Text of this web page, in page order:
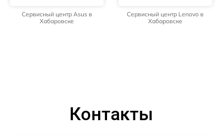
Сервисный центр Asus в
Хабаровске
Сервисный центр Lenovo в
Хабаровске
Контакты